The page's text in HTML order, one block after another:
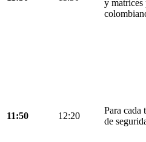
y matrices
11:50 12:20
Para cada
de